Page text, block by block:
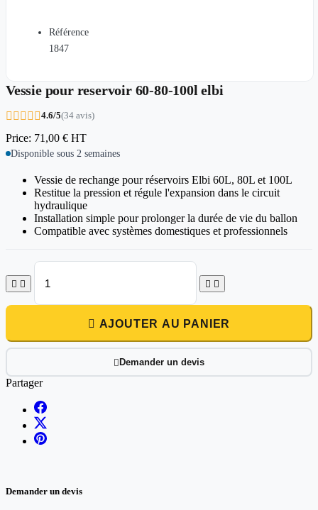
Référence
1847
Vessie pour reservoir 60-80-100l elbi
    4.6/5(34 avis)
Price: 71,00 € HT
Disponible sous 2 semaines
Vessie de rechange pour réservoirs Elbi 60L, 80L et 100L
Restitue la pression et régule l'expansion dans le circuit
hydraulique
Installation simple pour prolonger la durée de vie du ballon
Compatible avec systèmes domestiques et professionnels
   
 AJOUTER AU PANIER
 Demander un devis
Partager
Demander un devis